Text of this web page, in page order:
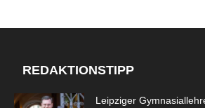
REDAKTIONSTIPP
Leipziger